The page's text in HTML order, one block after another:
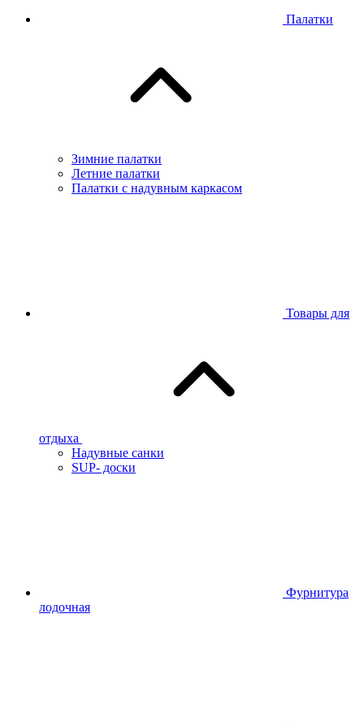
Палатки
Зимние палатки
Летние палатки
Палатки с надувным каркасом
Товары для
отдыха
Надувные санки
SUP- доски
Фурнитура
лодочная